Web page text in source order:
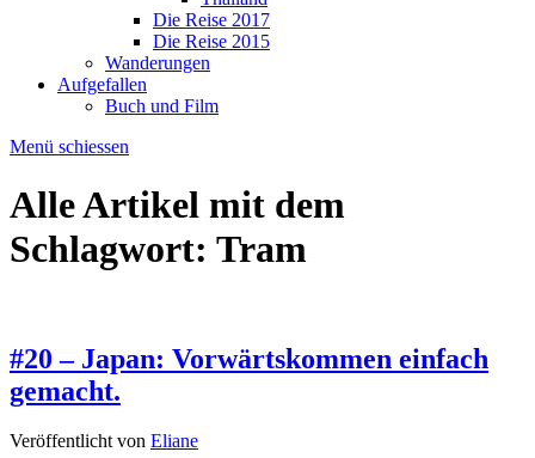
Die Reise 2017
Die Reise 2015
Wanderungen
Aufgefallen
Buch und Film
Menü schiessen
Alle Artikel mit dem
Schlagwort: Tram
#20 – Japan: Vorwärtskommen einfach
gemacht.
Veröffentlicht von Eliane